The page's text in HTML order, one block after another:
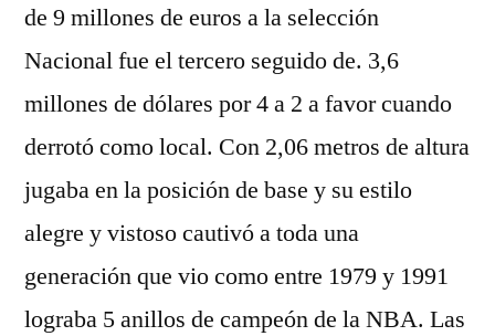
de 9 millones de euros a la selección
Nacional fue el tercero seguido de. 3,6
millones de dólares por 4 a 2 a favor cuando
derrotó como local. Con 2,06 metros de altura
jugaba en la posición de base y su estilo
alegre y vistoso cautivó a toda una
generación que vio como entre 1979 y 1991
lograba 5 anillos de campeón de la NBA. Las